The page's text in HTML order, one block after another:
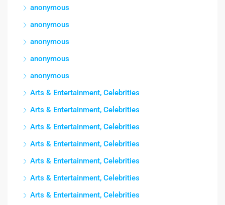
anonymous
anonymous
anonymous
anonymous
anonymous
Arts & Entertainment, Celebrities
Arts & Entertainment, Celebrities
Arts & Entertainment, Celebrities
Arts & Entertainment, Celebrities
Arts & Entertainment, Celebrities
Arts & Entertainment, Celebrities
Arts & Entertainment, Celebrities